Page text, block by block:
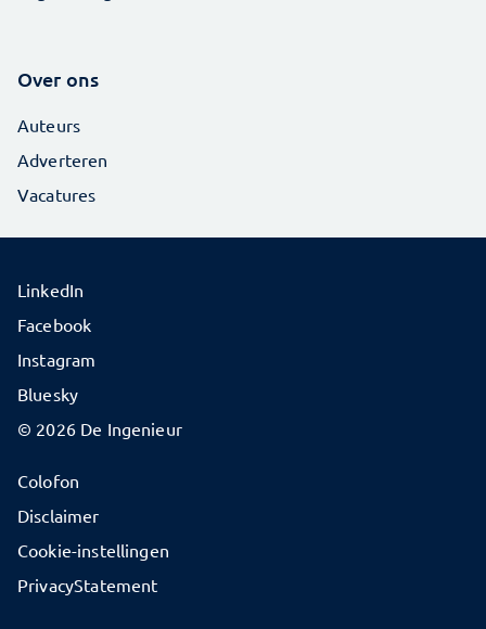
Over ons
Auteurs
Adverteren
Vacatures
© 2026 De Ingenieur
Colofon
Disclaimer
Cookie-instellingen
PrivacyStatement
LinkedIn
Facebook
Instagram
Bluesky